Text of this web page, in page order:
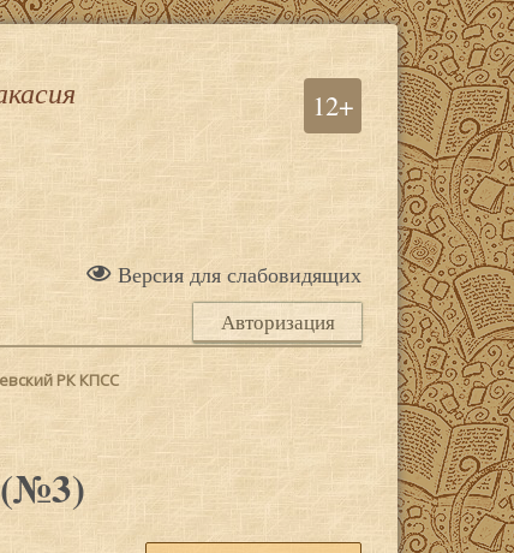
12+
Версия для слабовидящих
Авторизация
РК КПСС
(№3)